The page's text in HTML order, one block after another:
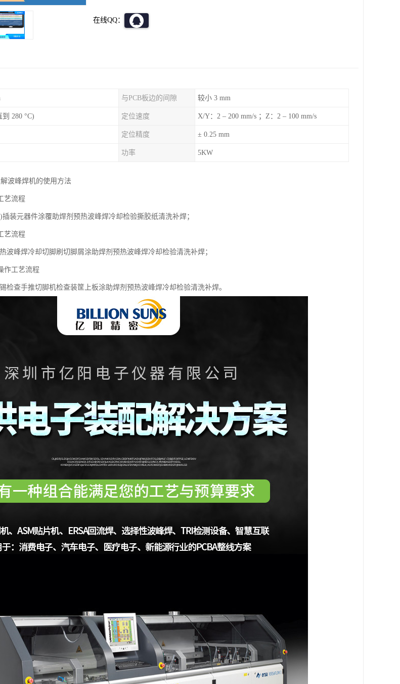
在线QQ：
与PCB板边的间隙 较小 3 mm
280 °C) 定位速度 X/Y：2 – 200 mm/s ；Z：2 – 100 mm/s
定位精度 ± 0.25 mm
功率 5KW
波峰焊机的使用方法
艺流程
装元器件涂覆助焊剂预热波峰焊冷却检验撕胶纸清洗补焊；
艺流程
波峰焊冷却切脚刷切脚屑涂助焊剂预热波峰焊冷却检验清洗补焊；
作工艺流程
检查手推切脚机检查装筐上板涂助焊剂预热波峰焊冷却检验清洗补焊。